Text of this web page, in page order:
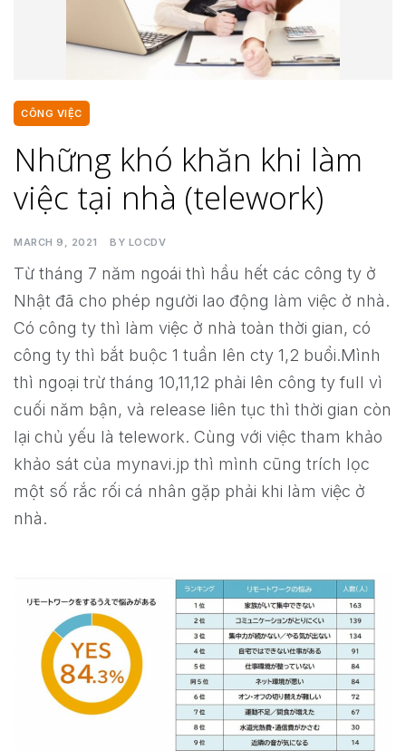
CÔNG VIỆC
Những khó khăn khi làm
việc tại nhà (telework)
MARCH 9, 2021 BY LOCDV
Từ tháng 7 năm ngoái thì hầu hết các công ty ở
Nhật đã cho phép người lao động làm việc ở nhà.
Có công ty thì làm việc ở nhà toàn thời gian, có
công ty thì bắt buộc 1 tuần lên cty 1,2 buổi.Mình
thì ngoại trừ tháng 10,11,12 phải lên công ty full vì
cuối năm bận, và release liên tục thì thời gian còn
lại chủ yếu là telework. Cùng với việc tham khảo
khảo sát của mynavi.jp thì mình cũng trích lọc
một số rắc rối cá nhân gặp phải khi làm việc ở
nhà.